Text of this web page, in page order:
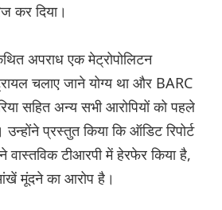
कर दिया।
अपराध एक मेट्रोपोलिटन
ट्रायल चलाए जाने योग्य था और BARC
सहित अन्य सभी आरोपियों को पहले
प्रस्तुत किया कि ऑडिट रिपोर्ट
वास्तविक टीआरपी में हेरफेर किया है,
मूंदने का आरोप है।